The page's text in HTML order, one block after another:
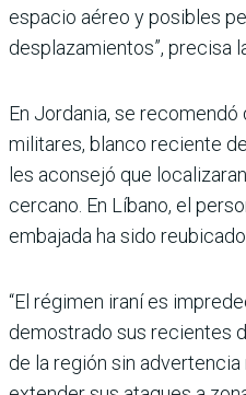
espacio aéreo y posibles
desplazamientos”, precisa
En Jordania, se
militares, blanco reciente
les aconsejó que
cercano. En Líbano, el
embajada ha sido
“El régimen iraní es
demostrado sus recientes
de la región sin